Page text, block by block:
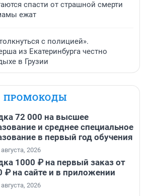
спасти от страшной смерти
ежат
с полицией».
из Екатеринбурга честно
в Грузии
ПРОМОКОДЫ
72 000 на высшее
и среднее специальное
в первый год обучения
2026
1000 ₽ на первый заказ от
₽ на сайте и в приложении
2026